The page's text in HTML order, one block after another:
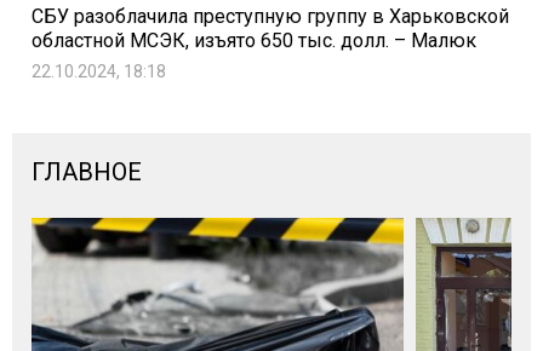
СБУ разоблачила преступную группу в Харьковской
областной МСЭК, изъято 650 тыс. долл. – Малюк
22.10.2024, 18:18
ГЛАВНОЕ